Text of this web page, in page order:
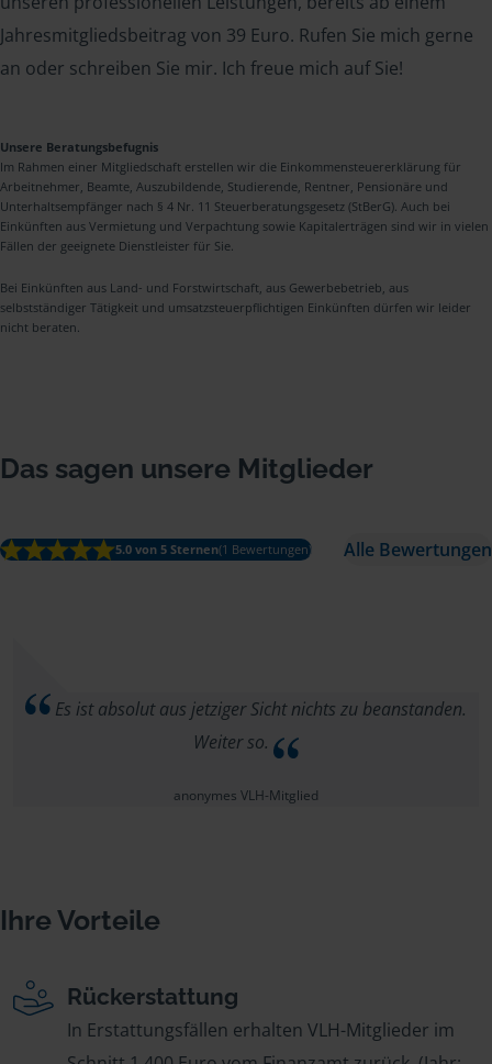
Jahresmitgliedsbeitrag von 39 Euro. Rufen Sie mich gerne
an oder schreiben Sie mir. Ich freue mich auf Sie!
Unsere Beratungsbefugnis
Im Rahmen einer Mitgliedschaft erstellen wir die Einkommensteuererklärung für
Arbeitnehmer, Beamte, Auszubildende, Studierende, Rentner, Pensionäre und
Unterhaltsempfänger nach § 4 Nr. 11 Steuerberatungsgesetz (StBerG). Auch bei
Einkünften aus Vermietung und Verpachtung sowie Kapitalerträgen sind wir in vielen
Fällen der geeignete Dienstleister für Sie.
Bei Einkünften aus Land- und Forstwirtschaft, aus Gewerbebetrieb, aus
selbstständiger Tätigkeit und umsatzsteuerpflichtigen Einkünften dürfen wir leider
nicht beraten.
Das sagen unsere Mitglieder
5.0 von 5 Sternen(1 Bewertungen) Alle Bewertungen
Es ist absolut aus jetziger Sicht nichts zu beanstanden.
Weiter so.
anonymes VLH-Mitglied
Ihre Vorteile
Rückerstattung
In Erstattungsfällen erhalten VLH-Mitglieder im